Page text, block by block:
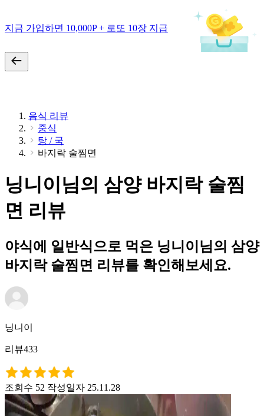
지금 가입하면 10,000P + 로또 10장 지급
음식 리뷰
중식
탕 / 국
바지락 술찜면
닝니이님의 삼양 바지락 술찜
면 리뷰
야식에 일반식으로 먹은 닝니이님의 삼양
바지락 술찜면 리뷰를 확인해보세요.
닝니이
리뷰433
조회수 52 작성일자 25.11.28